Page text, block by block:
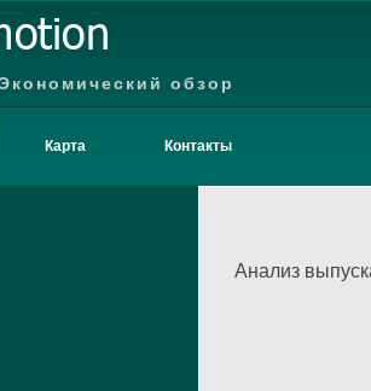
обзор
Карта Контакты
Анализ